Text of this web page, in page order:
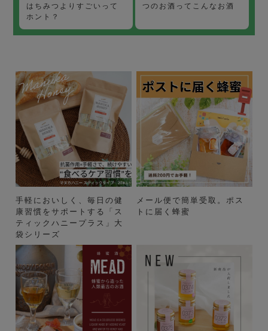
はちみつよりすごいって
ホント？
つのお酒ってこんなお酒
手軽においしく、毎日の健
康習慣をサポートする「ス
ティックハニープラス」大
袋シリーズ
メール便で簡単受取。ポス
トに届く蜂蜜